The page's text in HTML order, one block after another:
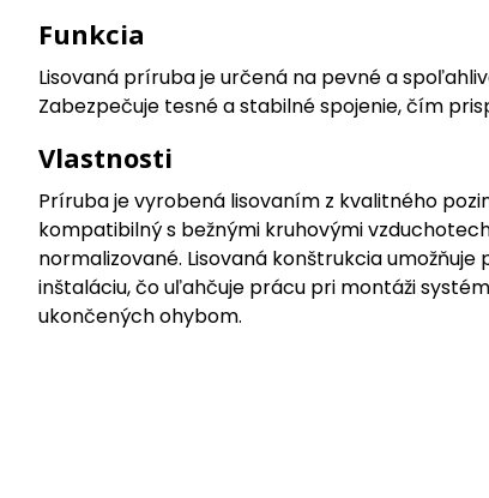
Funkcia
Lisovaná príruba je určená na pevné a
Zabezpečuje tesné a stabilné spojenie, čím
Vlastnosti
Príruba je vyrobená lisovaním z kvalitného
kompatibilný s bežnými kruhovými
normalizované. Lisovaná konštrukcia
inštaláciu, čo uľahčuje prácu pri montáži
ukončených ohybom.